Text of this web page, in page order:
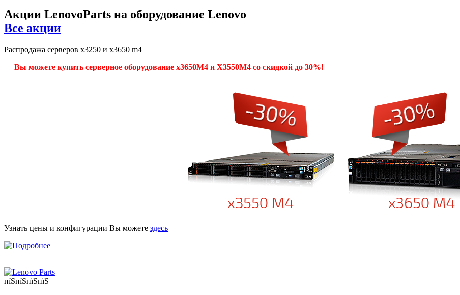
Акции LenovoParts на оборудование Lenovo
Все акции
Распродажа серверов x3250 и x3650 m4
Вы можете купить серверное оборудование x3650M4 и X3550M4 со скидкой до 30%!
Узнать цены и конфигурации Вы можете здесь
пїЅпїЅпїЅпїЅ